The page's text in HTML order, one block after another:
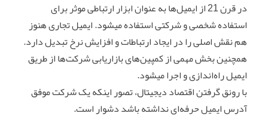
در قرن 21 از ایمیل‌ها به عنوان ابزار ارتباطی موثر برای
استفاده شخصی و شرکتی استفاده میشود. ایمیل تجاری هنوز
هم نقش اصلی را در ایجاد ارتباطات و افزایش نرخ تبدیل دارد.
همچنین بخش مهمی از کمپین‌های بازاریابی شرکت‌ها از طریق
ایمیل راه‌اندازی و اجرا میشود.
با رونق گرفتن اقتصاد دیجیتال، تصور اینکه یک شرکت موفق
آدرس ایمیل حرفه‌ای نداشته باشد دشوار است.